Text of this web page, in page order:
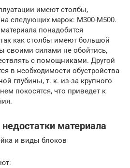
имеют столбы,
следующих марок: М300-М500.
понадобится
как столбы имеют большой
своими силами не обойтись,
с помощниками. Другой
в необходимости обустройства
глубины, т. к. из-за крупного
покосятся, что приведет к
материала
и виды блоков